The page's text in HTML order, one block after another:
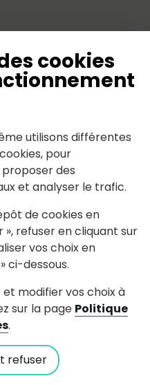
cookies
utilisons différentes
pour
des
et analyser le trafic.
de cookies en
refuser en cliquant sur
vos choix en
ci-dessous.
modifier vos choix à
sur la page Politique
.
refuser
- 1 allée de